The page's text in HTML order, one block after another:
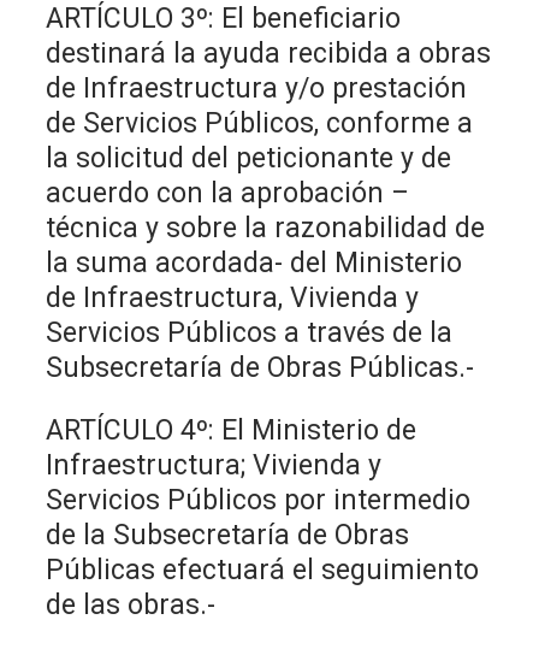
ARTÍCULO 3º: El beneficiario
destinará la ayuda recibida a obras
de Infraestructura y/o prestación
de Servicios Públicos, conforme a
la solicitud del peticionante y de
acuerdo con la aprobación –
técnica y sobre la razonabilidad de
la suma acordada- del Ministerio
de Infraestructura, Vivienda y
Servicios Públicos a través de la
Subsecretaría de Obras Públicas.-
ARTÍCULO 4º: El Ministerio de
Infraestructura; Vivienda y
Servicios Públicos por intermedio
de la Subsecretaría de Obras
Públicas efectuará el seguimiento
de las obras.-